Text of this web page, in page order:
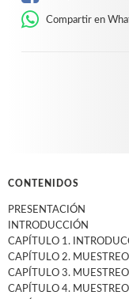
Compartir en
CONTENIDOS
PRESENTACIÓN
INTRODUCCIÓN
CAPÍTULO 1.
CAPÍTULO 2. MUESTREO
CAPÍTULO 3.
CAPÍTULO 4.